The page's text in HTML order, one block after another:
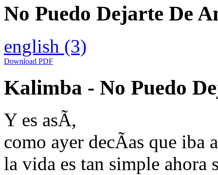
No Puedo Dejarte De
english (3)
Download PDF
Kalimba - No Puedo
Y es asÃ­,
como ayer decÃ­as que iba
la vida es tan simple ahora